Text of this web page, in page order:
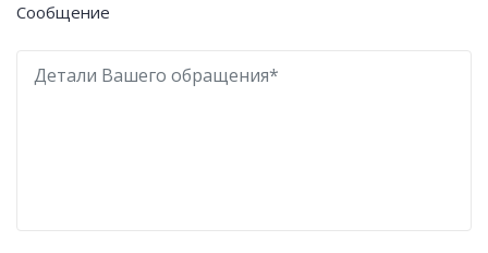
Сообщение